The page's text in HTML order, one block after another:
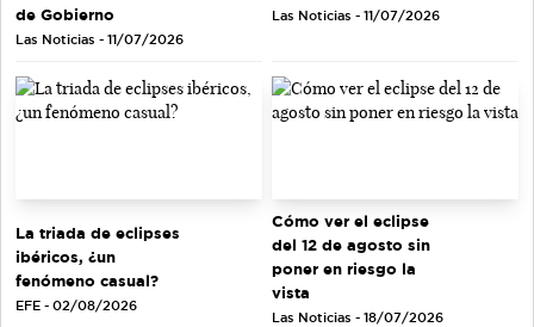
de Gobierno
Las Noticias - 11/07/2026
Las Noticias - 11/07/2026
La triada de eclipses
ibéricos, ¿un
fenómeno casual?
EFE - 02/08/2026
Cómo ver el eclipse
del 12 de agosto sin
poner en riesgo la
vista
Las Noticias - 18/07/2026